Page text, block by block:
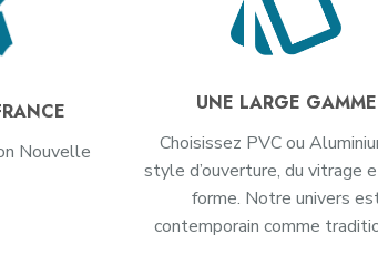
Nouvelle
UNE LARGE GAMME
Choisissez PVC ou
style d’ouverture, du vitrage
forme. Notre univers
contemporain comme